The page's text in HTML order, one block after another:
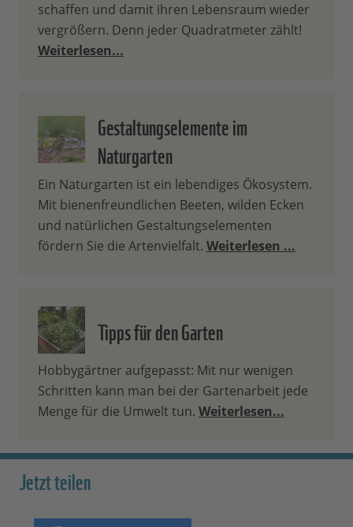
schaffen und damit ihren Lebensraum wieder
vergrößern. Denn jeder Quadratmeter zählt!
Weiterlesen...
Gestaltungselemente im
Naturgarten
Ein Naturgarten ist ein lebendiges Ökosystem.
Mit bienenfreundlichen Beeten, wilden Ecken
und natürlichen Gestaltungselementen
fördern Sie die Artenvielfalt. Weiterlesen ...
Tipps für den Garten
Hobbygärtner aufgepasst: Mit nur wenigen
Schritten kann man bei der Gartenarbeit jede
Menge für die Umwelt tun. Weiterlesen...
Jetzt teilen